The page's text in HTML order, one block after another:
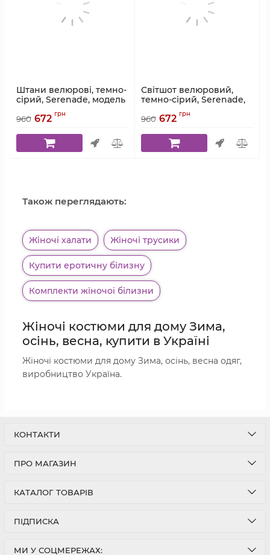
Штани велюрові, темно-
сірий, Serenade, модель
Артикул:5871-2
960 672 грн
Світшот велюровий,
темно-сірий, Serenade,
Артикул:5871-1
960 672 грн
Також переглядають:
Жіночі халати Жіночі трусики
Купити еротичну білизну
Комплекти жіночої білизни
Жіночі костюми для дому Зима,
осінь, весна, купити в Україні
Жіночі костюми для дому Зима, осінь, весна одяг,
виробництво Україна.
КОНТАКТИ
ПРО МАГАЗИН
КАТАЛОГ ТОВАРІВ
ПІДПИСКА
МИ У СОЦМЕРЕЖАХ: